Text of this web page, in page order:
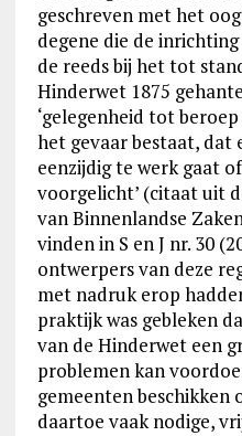
geschreven met het
degene die de
de reeds bij het tot
Hinderwet 1875
‘gelegenheid tot
het gevaar bestaat, dat
eenzijdig te werk gaat
voorgelicht’ (citaat uit
van Binnenlandse
vinden in S en J nr. 30
ontwerpers van deze
met nadruk erop
praktijk was gebleken
van de Hinderwet een
problemen kan
gemeenten beschikken
daartoe vaak nodige,